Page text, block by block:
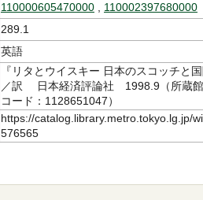
110000605470000
110002397680000
289.1
英語
『リタとウイスキー 日本のスコッチ
／訳 日本経済評論社 1998.9（所蔵
コード：1128651047）
https://catalog.library.metro.tokyo.lg.jp/
576565